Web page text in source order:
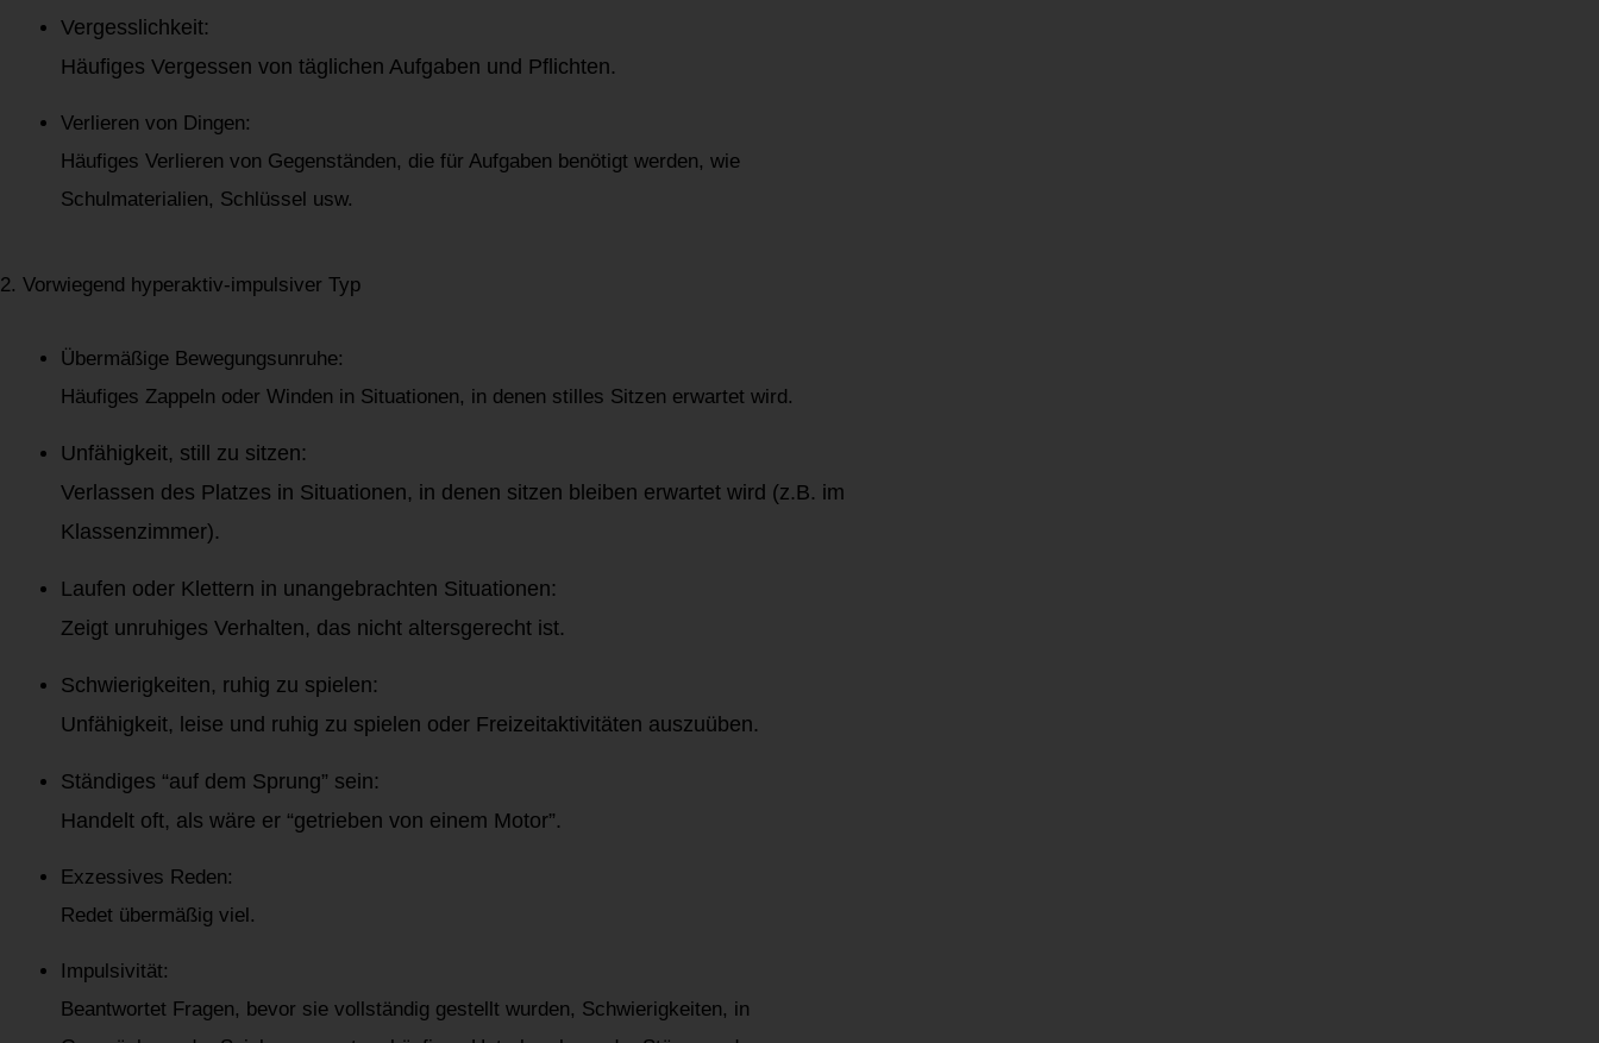
Vergesslichkeit:
Häufiges Vergessen von täglichen Aufgaben und Pflichten.
Verlieren von Dingen:
Häufiges Verlieren von Gegenständen, die für Aufgaben benötigt werden, wie
Schulmaterialien, Schlüssel usw.
2. Vorwiegend hyperaktiv-impulsiver Typ
Übermäßige Bewegungsunruhe:
Häufiges Zappeln oder Winden in Situationen, in denen stilles Sitzen erwartet wird.
Unfähigkeit, still zu sitzen:
Verlassen des Platzes in Situationen, in denen sitzen bleiben erwartet wird (z.B. im
Klassenzimmer).
Laufen oder Klettern in unangebrachten Situationen:
Zeigt unruhiges Verhalten, das nicht altersgerecht ist.
Schwierigkeiten, ruhig zu spielen:
Unfähigkeit, leise und ruhig zu spielen oder Freizeitaktivitäten auszuüben.
Ständiges “auf dem Sprung” sein:
Handelt oft, als wäre er “getrieben von einem Motor”.
Exzessives Reden:
Redet übermäßig viel.
Impulsivität:
Beantwortet Fragen, bevor sie vollständig gestellt wurden, Schwierigkeiten, in